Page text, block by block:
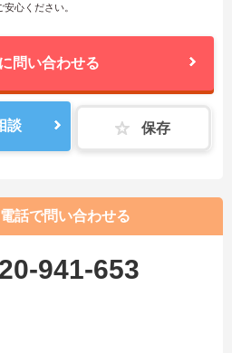
安心ください。
問い合わせる
談 保存
話で問い合わせる
941-653